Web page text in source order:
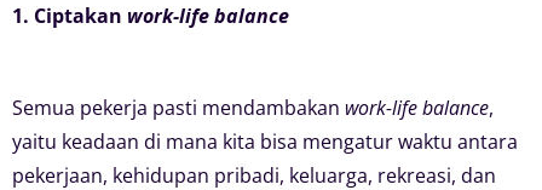
1. Ciptakan work-life balance
Semua pekerja pasti mendambakan work-life balance,
yaitu keadaan di mana kita bisa mengatur waktu antara
pekerjaan, kehidupan pribadi, keluarga, rekreasi, dan